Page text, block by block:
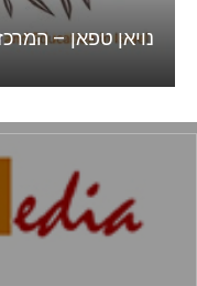
הספונסרים והשותפים שלנו
Sophie Group . GD